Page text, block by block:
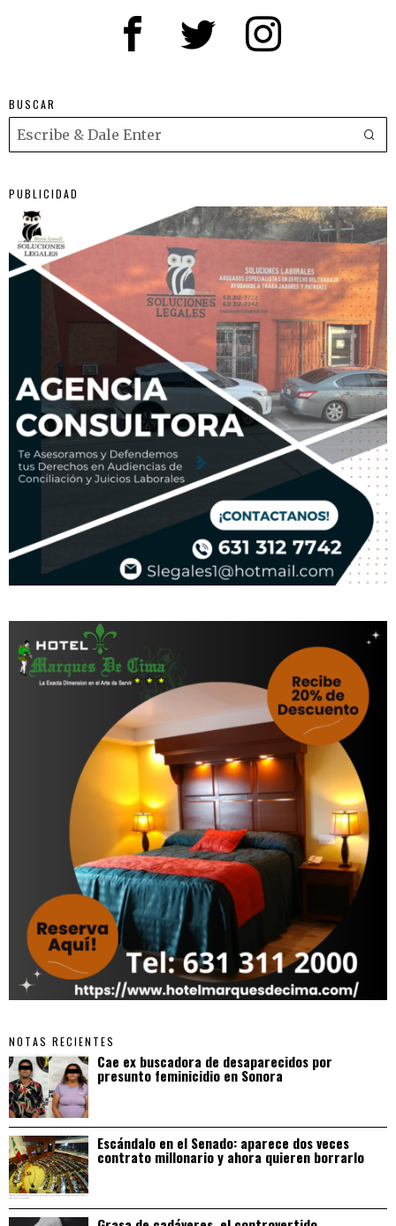
BUSCAR
PUBLICIDAD
NOTAS RECIENTES
Cae ex buscadora de desaparecidos por
presunto feminicidio en Sonora
Escándalo en el Senado: aparece dos veces
contrato millonario y ahora quieren borrarlo